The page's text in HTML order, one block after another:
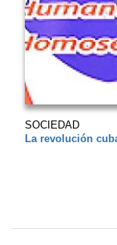
SOCIEDAD
La revolución